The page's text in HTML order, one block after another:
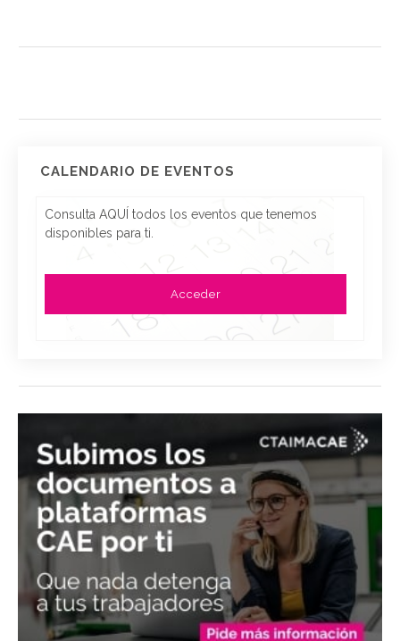
CALENDARIO DE EVENTOS
Consulta AQUÍ todos los eventos que tenemos
disponibles para ti.
Acceder